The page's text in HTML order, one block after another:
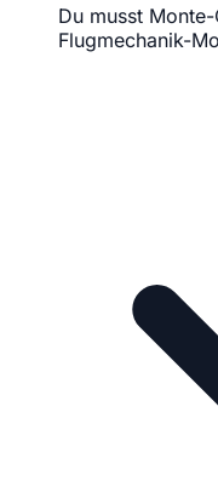
Du musst
Flugmechanik-